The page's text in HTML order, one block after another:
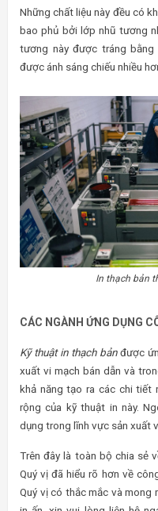
Những chất liệu này đều có
bao phủ bởi lớp nhũ tương
tương này được tráng
được ánh sáng chiếu nhiều
In thạch bản
CÁC NGÀNH ỨNG DỤNG
Kỹ thuật in thạch bảnđược
xuất vi mạch bán dẫn và
khả năng tạo ra các chi tiết
rộng của kỹ thuật in này.
dụng trong lĩnh vực sản xuất
Trên đây là toàn bộ chia sẻ
Quý vị đã hiểu rõ hơn về
Quý vị có thắc mắc và